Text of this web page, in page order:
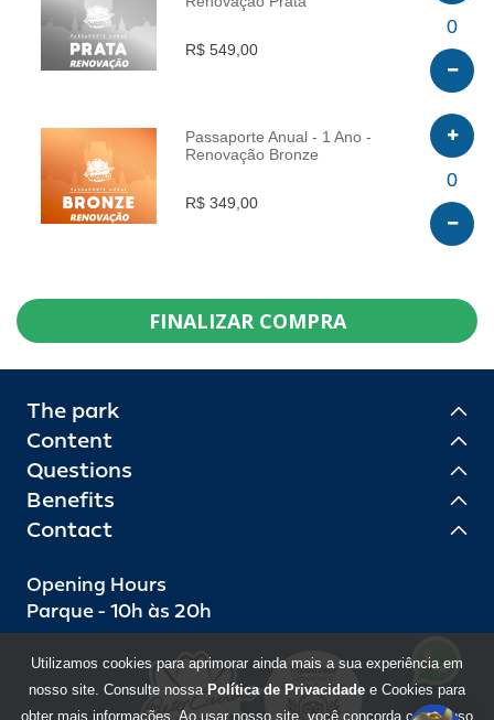
INFO
R$ 549,00
0
INFO
Passaporte Anual - 1 Ano -
Renovação Bronze
R$ 349,00
0
FINALIZAR COMPRA
The park
Content
Questions
Benefits
Contact
Opening Hours
Parque - 10h às 20h
Utilizamos cookies para aprimorar ainda mais a sua experiência em
nosso site. Consulte nossa Política de Privacidade e Cookies para
obter mais informações. Ao usar nosso site, você concorda com o uso